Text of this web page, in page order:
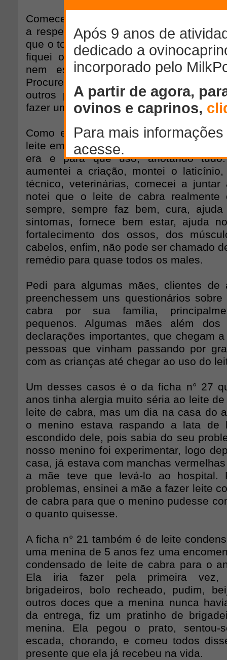
Comecei a buscar na literatura o que
a respeito de científico nesta
que o tornava o remédio para todos os
fiquei onde estava. Não existia nada
nem estudado, nem começado a
Procurei então em livros e bibliotecas,
outros países e também nada
fazer uma pesquisa caseira mesmo.
Como eu estava criando algumas
leite em casa, comecei a perguntar as
era e para que uso, anotando
aumentei a criação, montei o laticínio,
técnico, veterinárias, comecei a juntar
notei que o leite de cabra realmente
sempre, sempre faz bem, cura,
sintomas, fornece bem estar, ajuda
fortalecimento dos ossos, dos
cabelos, enfim, não pode ser chamado
remédio para quase todos os males.
Pedi para algumas mães, clientes de
preenchessem uns questionários
cabra por sua família,
pequenos. Algumas mães além dos
declarações importantes, que chegam
pessoas que vinham passando por
com as crianças até chegar ao uso do
Um desses casos é o da ficha n° 27
anos tinha alergia muito séria ao leite
leite de cabra, mas um dia na casa do
o menino estava raspando a lata de
escondido dele, pois sabia do seu
nosso menino foi experimentar, logo
casa, já estava com manchas
a mãe teve que levá-lo ao hospital.
problemas, ensinei a mãe a fazer leite
de cabra para que o menino pudesse
o quanto quisesse.
A ficha n° 21 também é de leite
uma menina de 5 anos fez uma
condensado de leite de cabra para o
Ela iria fazer pela primeira vez,
brigadeiros, bolo recheado, pudim,
outros doces que a menina nunca
da entrega, fiz um pratinho de
menina. Ela pegou o prato,
escada, chorando, e comeu todos
presente que ela já recebeu na vida.